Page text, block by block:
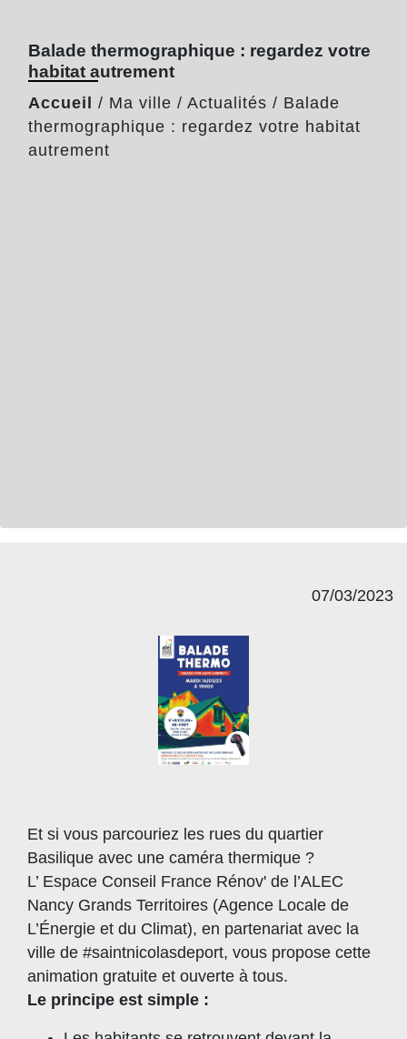
Balade thermographique : regardez votre
habitat autrement
Accueil / Ma ville / Actualités / Balade
thermographique : regardez votre habitat
autrement
07/03/2023
Et si vous parcouriez les rues du quartier
Basilique avec une caméra thermique ?
L’ Espace Conseil France Rénov' de l’ALEC
Nancy Grands Territoires (Agence Locale de
L’Énergie et du Climat), en partenariat avec la
ville de #saintnicolasdeport, vous propose cette
animation gratuite et ouverte à tous.
Le principe est simple :